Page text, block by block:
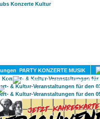
PARTY KONZERTE MUSIK